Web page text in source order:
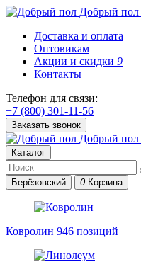
Добрый пол
Доставка и оплата
Оптовикам
Акции и скидки 9
Контакты
Телефон для связи:
+7 (800) 301-11-56
Заказать звонок
Добрый пол
Каталог
Берёзовский 0 Корзина
Ковролин 946 позиций